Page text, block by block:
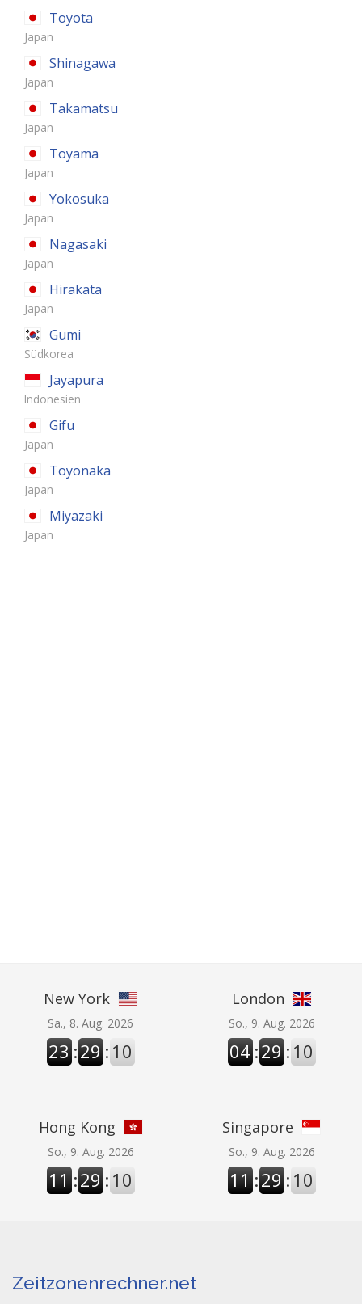
Toyota
Japan
Shinagawa
Japan
Takamatsu
Japan
Toyama
Japan
Yokosuka
Japan
Nagasaki
Japan
Hirakata
Japan
Gumi
Südkorea
Jayapura
Indonesien
Gifu
Japan
Toyonaka
Japan
Miyazaki
Japan
New York
Sa., 8. Aug. 2026
23 :29 : 10
London
So., 9. Aug. 2026
04 :29 : 10
Hong Kong
So., 9. Aug. 2026
11 :29 : 10
Singapore
So., 9. Aug. 2026
11 :29 : 10
Zeitzonenrechner.net